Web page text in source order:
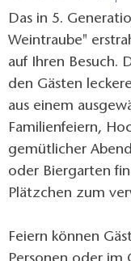
Das in 5.
Weintraube"
auf Ihren Besuch.
den Gästen
aus einem
Familienfeiern,
gemütlicher
oder Biergarten
Plätzchen zum
Feiern können